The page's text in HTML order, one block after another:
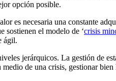
opción posible.
es necesaria una constante
sostienen el modelo de ‘crisis
ágil.
jerárquicos. La gestión de
de una crisis, gestionar